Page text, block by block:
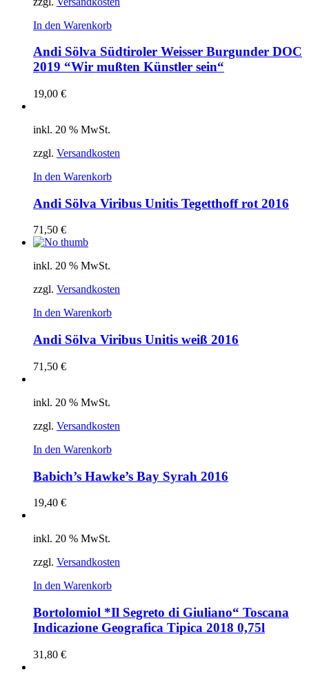
In den Warenkorb
Andi Sölva Südtiroler Weisser Burgunder DOC
2019 “Wir mußten Künstler sein“
19,00 €
inkl. 20 % MwSt.
zzgl. Versandkosten
In den Warenkorb
Andi Sölva Viribus Unitis Tegetthoff rot 2016
71,50 €
inkl. 20 % MwSt.
zzgl. Versandkosten
In den Warenkorb
Andi Sölva Viribus Unitis weiß 2016
71,50 €
inkl. 20 % MwSt.
zzgl. Versandkosten
In den Warenkorb
Babich’s Hawke’s Bay Syrah 2016
19,40 €
inkl. 20 % MwSt.
zzgl. Versandkosten
In den Warenkorb
Bortolomiol *Il Segreto di Giuliano“ Toscana
Indicazione Geografica Tipica 2018 0,75l
31,80 €